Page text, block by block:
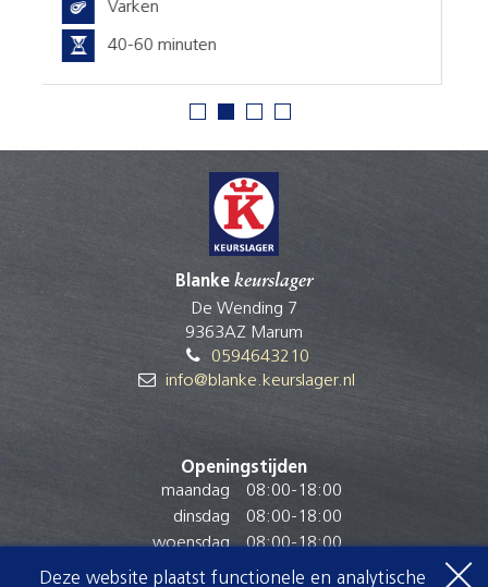
0-20 minuten
Blanke keurslager
De Wending 7
9363AZ Marum
0594643210
info@blanke.keurslager.nl
Openingstijden
maandag
08:00-18:00
dinsdag
08:00-18:00
woensdag
08:00-18:00
donderdag
08:00 -
Deze website plaatst functionele en analytische